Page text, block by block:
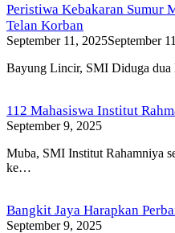
Peristiwa Kebakaran Sumur
Telan Korban
September 11, 2025September
Bayung Lincir, SMI Diduga
112 Mahasiswa Institut
September 9, 2025
Muba, SMI Institut Rahamniya
ke…
Bangkit Jaya Harapkan
September 9, 2025